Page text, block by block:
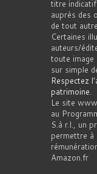
titre
auprès des
de tout
Certaines
auteurs/
toute image
sur simple
Respectez
patrimoine.
Le site
au
S.à r.l., un
permettre à
Amazon.fr